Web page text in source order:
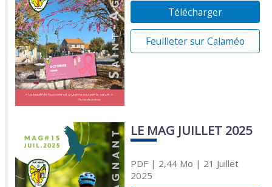
Télécharger
Feuilleter sur Calaméo
LE MAG JUILLET 2025
PDF| 2,44 Mo | 21 Juillet
2025